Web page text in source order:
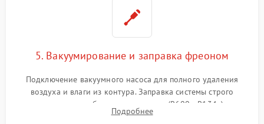
5. Вакуумирование и заправка фреоном
Подключение вакуумного насоса для полного удаления
воздуха и влаги из контура. Заправка системы строго
дозированным объемом хладагента (R600a, R134a) по
электронным весам. Контроль рабочего давления в системе.
Подробнее